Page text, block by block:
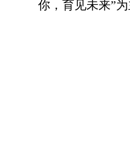
你，育见未来”